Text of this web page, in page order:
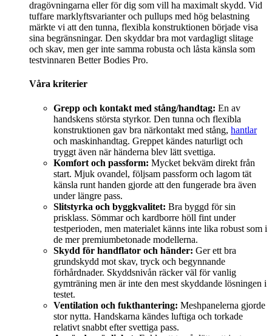
dragövningarna eller för dig som vill ha maximalt skydd. Vid
tuffare marklyftsvarianter och pullups med hög belastning
märkte vi att den tunna, flexibla konstruktionen började visa
sina begränsningar. Den skyddar bra mot vardagligt slitage
och skav, men ger inte samma robusta och låsta känsla som
testvinnaren Better Bodies Pro.
Våra kriterier
Grepp och kontakt med stång/handtag: En av
handskens största styrkor. Den tunna och flexibla
konstruktionen gav bra närkontakt med stång, hantlar
och maskinhandtag. Greppet kändes naturligt och
tryggt även när händerna blev lätt svettiga.
Komfort och passform: Mycket bekväm direkt från
start. Mjuk ovandel, följsam passform och lagom tät
känsla runt handen gjorde att den fungerade bra även
under längre pass.
Slitstyrka och byggkvalitet: Bra byggd för sin
prisklass. Sömmar och kardborre höll fint under
testperioden, men materialet känns inte lika robust som i
de mer premiumbetonade modellerna.
Skydd för handflator och händer: Ger ett bra
grundskydd mot skav, tryck och begynnande
förhårdnader. Skyddsnivån räcker väl för vanlig
gymträning men är inte den mest skyddande lösningen i
testet.
Ventilation och fukthantering: Meshpanelerna gjorde
stor nytta. Handskarna kändes luftiga och torkade
relativt snabbt efter svettiga pass.